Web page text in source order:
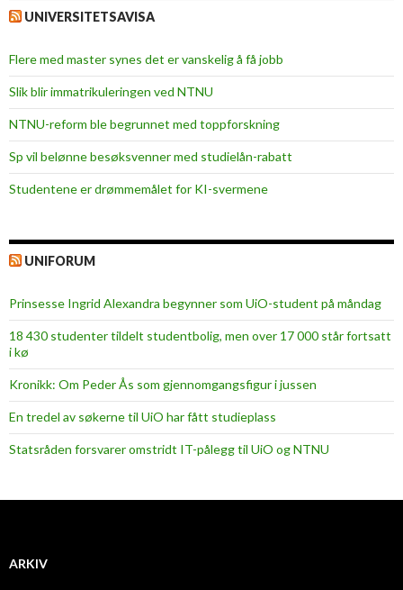
UNIVERSITETSAVISA
Flere med master synes det er vanskelig å få jobb
Slik blir immatrikuleringen ved NTNU
NTNU-reform ble begrunnet med toppforskning
Sp vil belønne besøksvenner med studielån-rabatt
Studentene er drømmemålet for KI-svermene
UNIFORUM
Prinsesse Ingrid Alexandra begynner som UiO-student på måndag
18 430 studenter tildelt studentbolig, men over 17 000 står fortsatt
i kø
Kronikk: Om Peder Ås som gjennomgangsfigur i jussen
En tredel av søkerne til UiO har fått studieplass
Statsråden forsvarer omstridt IT-pålegg til UiO og NTNU
ARKIV